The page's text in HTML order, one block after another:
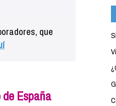
que
España